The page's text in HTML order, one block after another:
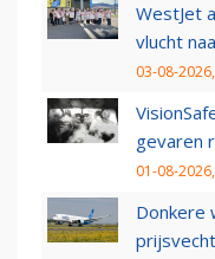
WestJet
vlucht
03-08-
gevaren
01-08-
Donkere